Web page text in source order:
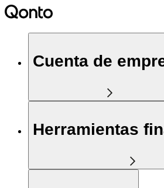
Cuenta de
Herramientas